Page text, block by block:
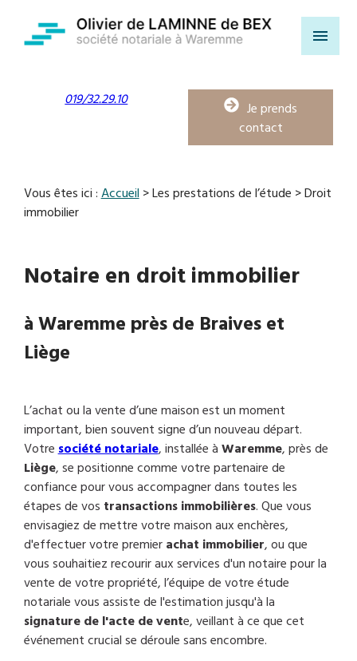
menu
019/32.29.10
Je prends
contact
Vous êtes ici : Accueil >Les prestations de l’étude > Droit
immobilier
Notaire en droit immobilier
à Waremme près de Braives et
Liège
L’achat ou la vente d’une maison est un moment
important, bien souvent signe d’un nouveau départ.
Votre société notariale, installée à Waremme, près de
Liège, se positionne comme votre partenaire de
confiance pour vous accompagner dans toutes les
étapes de vos transactions immobilières. Que vous
envisagiez de mettre votre maison aux enchères,
d'effectuer votre premier achat immobilier, ou que
vous souhaitiez recourir aux services d'un notaire pour la
vente de votre propriété, l’équipe de votre étude
notariale vous assiste de l'estimation jusqu'à la
signature de l'acte de vente, veillant à ce que cet
événement crucial se déroule sans encombre.